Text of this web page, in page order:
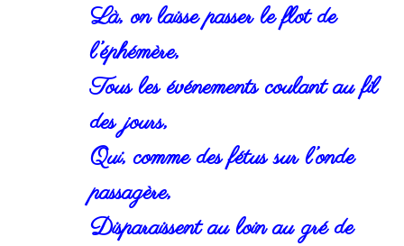
Là, on laisse passer le flot de
l’éphémère,
Tous les événements coulant au fil
des jours,
Qui, comme des fétus sur l’onde
passagère,
Disparaissent au loin au gré de